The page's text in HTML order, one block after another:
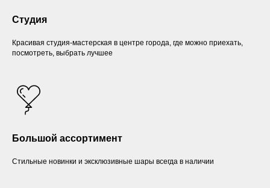
Студия
Красивая студия-мастерская в центре города, где можно приехать,
посмотреть, выбрать лучшее
Большой ассортимент
Стильные новинки и эксклюзивные шары всегда в наличии